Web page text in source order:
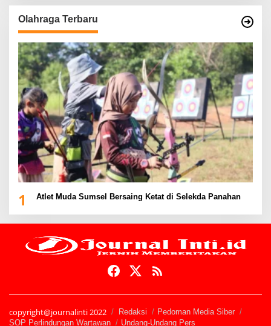
Olahraga Terbaru
1 Atlet Muda Sumsel Bersaing Ketat di Selekda Panahan
copyright@journalinti 2022 Redaksi
Pedoman Media Siber
SOP Perlindungan Wartawan
Undang-Undang Pers